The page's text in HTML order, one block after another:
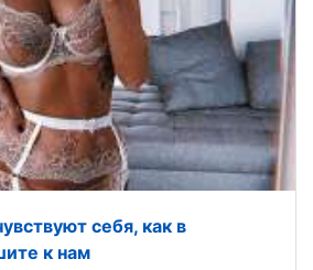
себя, как в
к нам